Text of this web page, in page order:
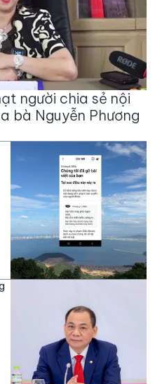
người chia sẻ nội
bà Nguyễn Phương